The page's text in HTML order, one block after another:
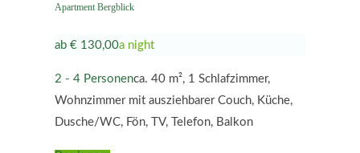
Apartment Bergblick
ab € 130,00a night
2 - 4 Personenca. 40 m², 1 Schlafzimmer,
Wohnzimmer mit ausziehbarer Couch, Küche,
Dusche/WC, Fön, TV, Telefon, Balkon